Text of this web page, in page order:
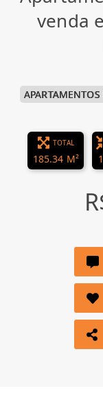
venda
TOTAL
185.34 M²